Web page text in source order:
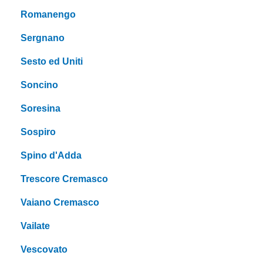
Romanengo
Sergnano
Sesto ed Uniti
Soncino
Soresina
Sospiro
Spino d'Adda
Trescore Cremasco
Vaiano Cremasco
Vailate
Vescovato